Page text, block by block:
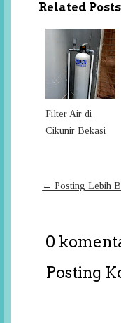
Related
Filter Air di
Cikunir Bekasi
← Posting Lebih
0
Posting